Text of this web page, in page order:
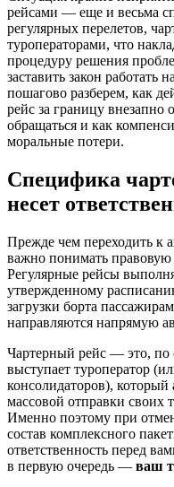
рейсами — еще и весьма
регулярных перелетов,
туроператорами, что
процедуру решения
заставить закон работать
пошагово разберем, как
рейс за границу
обращаться и как
моральные потери.
Специфика
несет
Прежде чем переходить к
важно понимать правовую
Регулярные рейсы
утвержденному
загрузки борта
направляются напрямую
Чартерный рейс — это, по
выступает туроператор
консолидаторов), который
массовой отправки своих
Именно поэтому при
состав комплексного
ответственность перед
в первую очередь — ваш